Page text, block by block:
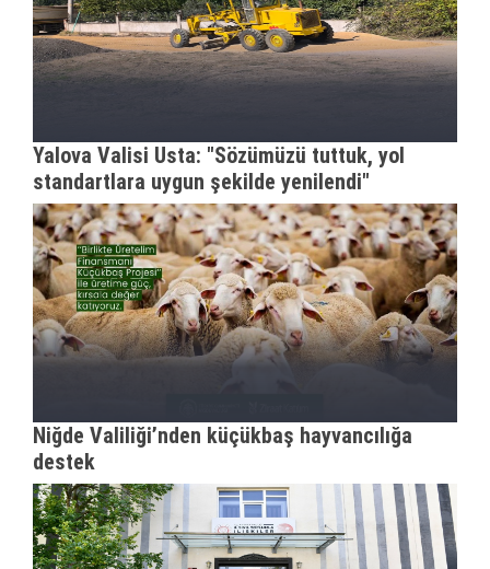
Yalova Valisi Usta: "Sözümüzü tuttuk, yol
standartlara uygun şekilde yenilendi"
Niğde Valiliği’nden küçükbaş hayvancılığa
destek